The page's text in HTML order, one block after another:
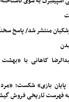
منتشر شد/ پاسخ
کاهانی با
پایان بازی» شکست؛
فهرست تاریخی فروش